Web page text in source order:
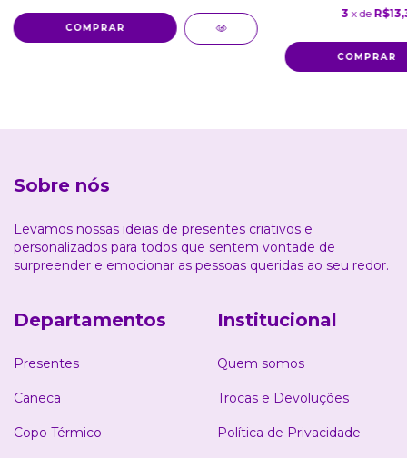
COMPRAR
3 x de
COMPRAR
Sobre nós
Levamos nossas ideias de presentes criativos e
personalizados para todos que sentem vontade de
surpreender e emocionar as pessoas queridas ao seu redor.
Departamentos
Presentes
Caneca
Copo Térmico
Institucional
Quem somos
Trocas e Devoluções
Política de Privacidade